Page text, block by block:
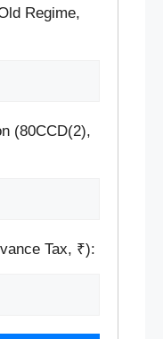
Regime,
(80CCD(2),
Tax, ₹):